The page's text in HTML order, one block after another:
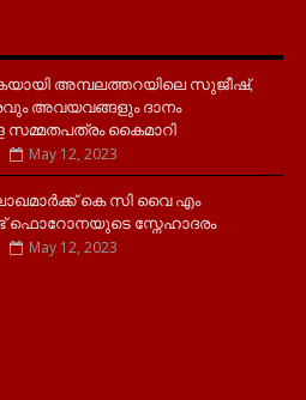
അമ്പലത്തറയിലെ സുജീഷ്,
അവയവങ്ങളും ദാനം
കൈമാറി
May 12, 2023
കെ സി വൈ എം
ഫൊറോനയുടെ സ്നേഹാദരം
May 12, 2023